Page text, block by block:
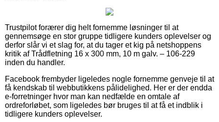
Trustpilot forærer dig helt fornemme løsninger til at
gennemsøge en stor gruppe tidligere kunders oplevelser og
derfor slår vi et slag for, at du tager et kig på netshoppens
kritik af Trådfletning 16 x 300 mm, 10 m galv. – 106-229
inden du handler.
Facebook frembyder ligeledes nogle fornemme genveje til at
få kendskab til webbutikkens pålidelighed. Her er der endda
e-forretninger hvor man kan nedfælde en omtale af
ordreforløbet, som ligeledes bør bruges til at få et indblik i
tidligere kunders oplevelser.